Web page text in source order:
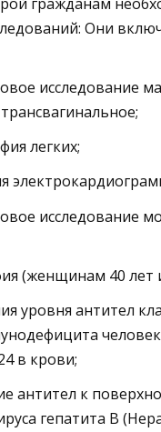
Они
исследование
легких;
исследование
(женщинам 40 лет
уровня антител
в крови;
антител к
гепатита B